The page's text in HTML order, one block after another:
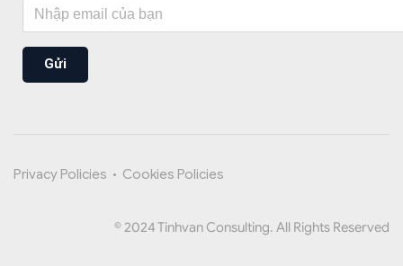
Gửi
Privacy Policies • Cookies Policies
© 2024 Tinhvan Consulting. All Rights Reserved